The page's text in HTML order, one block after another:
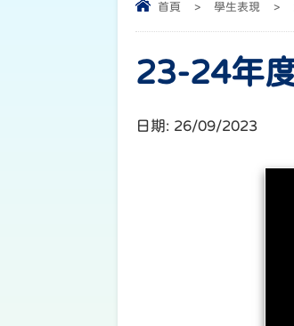
首頁 > 學生表現 >
23-24年
日期: 26/09/2023